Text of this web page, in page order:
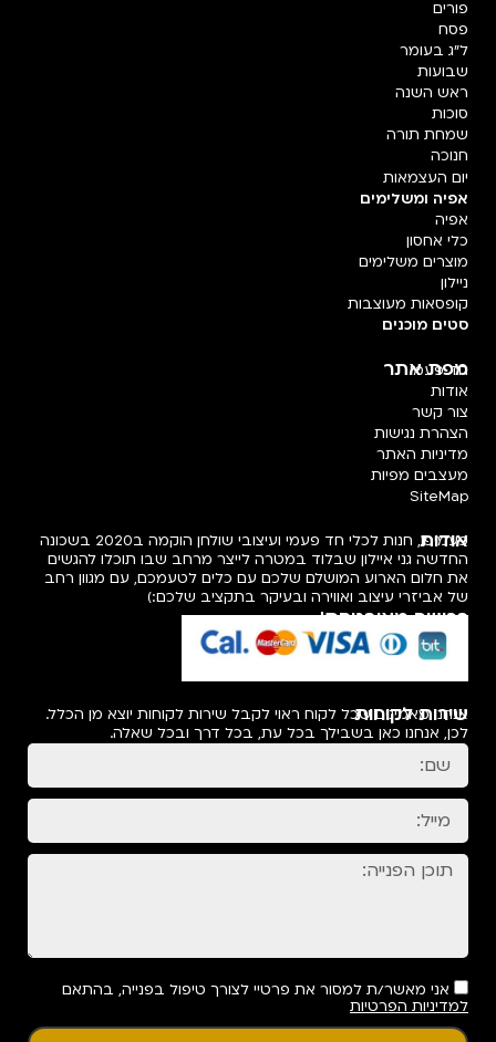
פעמיפו, חנות לכלי חד פעמי ועיצובי שולחן הוקמה ב2020 בשכונה
שבו תוכלו להגשים
עם מגוון רחב
יוצא מן הכלל.
שאלה.
בפנייה, בהתאם